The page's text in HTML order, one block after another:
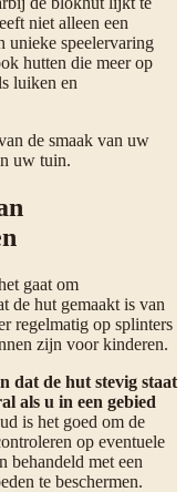
niet alleen een
unieke speelervaring
hutten die meer op
luiken en
de smaak van uw
uw tuin.
gaat om
de hut gemaakt is van
regelmatig op splinters
zijn voor kinderen.
dat de hut stevig staat
als u in een gebied
is het goed om de
op eventuele
behandeld met een
te beschermen.